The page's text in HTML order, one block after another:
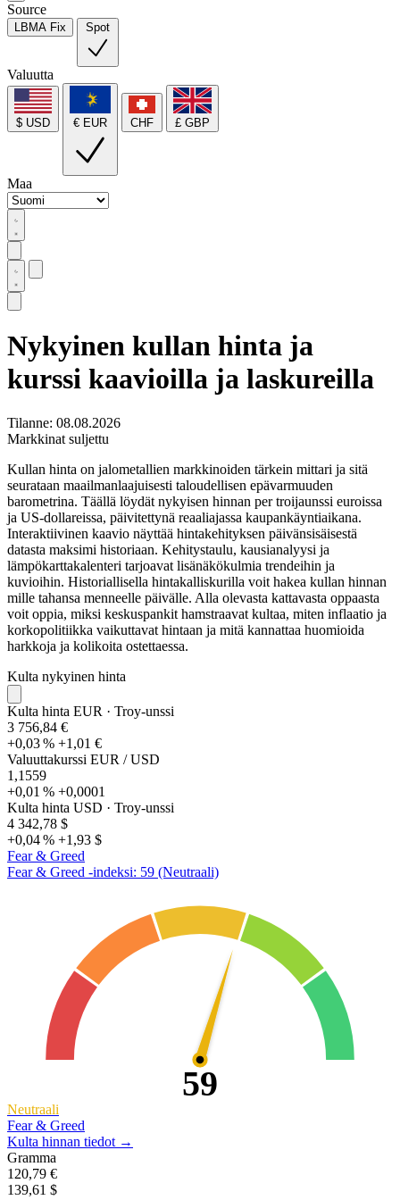
Source
LBMA Fix Spot
Valuutta
$ USD € EUR CHF £ GBP
Maa
Nykyinen kullan hinta ja
kurssi kaavioilla ja laskureilla
Tilanne: 08.08.2026
Markkinat suljettu
Kullan hinta on jalometallien markkinoiden tärkein mittari ja sitä
seurataan maailmanlaajuisesti taloudellisen epävarmuuden
barometrina. Täällä löydät nykyisen hinnan per troijaunssi euroissa
ja US-dollareissa, päivitettynä reaaliajassa kaupankäyntiaikana.
Interaktiivinen kaavio näyttää hintakehityksen päivänsisäisestä
datasta maksimi historiaan. Kehitystaulu, kausianalyysi ja
lämpökarttakalenteri tarjoavat lisänäkökulmia trendeihin ja
kuvioihin. Historiallisella hintakalliskurilla voit hakea kullan hinnan
mille tahansa menneelle päivälle. Alla olevasta kattavasta oppaasta
voit oppia, miksi keskuspankit hamstraavat kultaa, miten inflaatio ja
korkopolitiikka vaikuttavat hintaan ja mitä kannattaa huomioida
harkkoja ja kolikoita ostettaessa.
Kulta nykyinen hinta
Kulta hinta EUR · Troy-unssi
3 756,84 €
+0,03 % +1,01 €
Valuuttakurssi EUR / USD
1,1559
+0,01 % +0,0001
Kulta hinta USD · Troy-unssi
4 342,78 $
+0,04 % +1,93 $
Fear & Greed
Fear & Greed -indeksi: 59 (Neutraali)
59
Neutraali
Fear & Greed
Kulta hinnan tiedot →
Gramma
120,79 €
139,61 $